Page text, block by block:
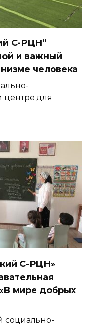
С-РЦН”
и важный
человека
центре для
С-РЦН»
мире добрых
социально-